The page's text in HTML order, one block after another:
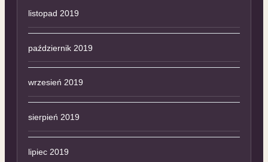
listopad 2019
październik 2019
wrzesień 2019
sierpień 2019
lipiec 2019